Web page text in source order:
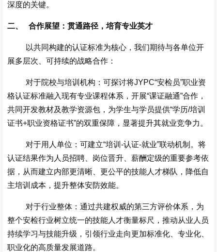
深度的关键。
二、 合作展望：贯通路径，培育专业英才
以共同构建的认证标准为核心，我们期待与各单位开
展多层次、可持续的战略合作：
对于院校与培训机构 ：可探讨将JYPC“安检员”职业资
格认证标准融入现有专业课程体系，开展“课证融通”合作，
共同开发教材及教学资源包，为学生与学员提供“学历/培训
证书+职业资格证书”的双重保障，显著提升其就业竞争力。
对于用人单位 ：可建立“培训 -认证-就业”联动机制。将
认证结果作为人员招聘、岗位晋升、薪酬定级的重要参考依
据，从而建立内部更清晰、更公平的技能人才梯队，降低自
主培训成本，提升整体安防效能。
对于行业整体：通过共建权威的第三方评价体系，为
整个安检行业树立统一的技能人才衡量标尺，推动从业人员
持续学习与技能升级，引领行业走向更加标准化、专业化、
职业化的高质量发展道路。